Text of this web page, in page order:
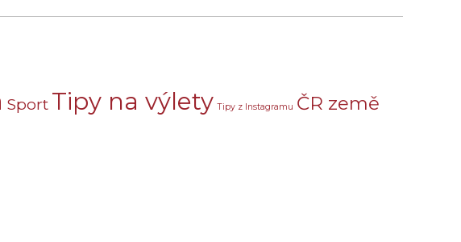
Sport Tipy na výlety Tipy z Instagramu ČR země